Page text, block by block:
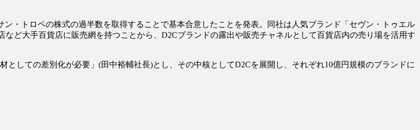
・トロペの株式の過半数を取得することで基本合意したことを発表。同社は人気ブランド「セヴン・トゥエル
ど大手百貨店に販売網を持つことから、D2Cブランドの露出や販売チャネルとして百貨店内の売り場を活用す
しての差別化が必要」(田中裕輔社長)とし、その中核としてD2Cを展開し、それぞれ10億円規模のブランドに